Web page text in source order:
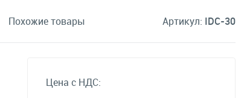
Похожие товары Артикул: IDC-30
Цена с НДС: